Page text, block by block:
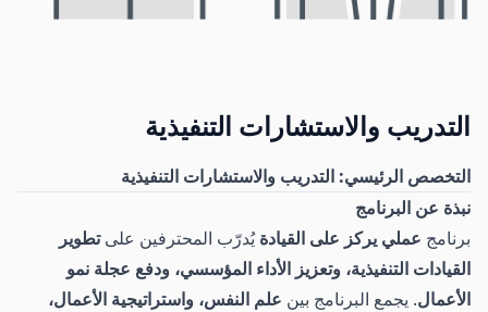
التدريب والاستشارات التنفيذية
التخصص الرئيسي: التدريب والاستشارات التنفيذية
نبذة عن البرنامج
برنامج عملي يركز على القيادةيُدرّب المحترفين علىتطوير
القيادات التنفيذية، وتعزيز الأداء المؤسسي، ودفع عجلة نمو
الأعمال. يجمع البرنامج بين علم النفس، واستراتيجية الأعمال،